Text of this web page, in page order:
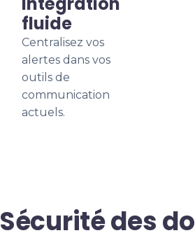
fluide
Centralisez vos
alertes dans vos
outils de
communication
actuels.
Sécurité des